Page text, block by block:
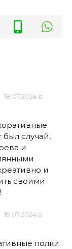
18.07.2024 в
случай,
и
и
своими
19.07.2024 в
полки